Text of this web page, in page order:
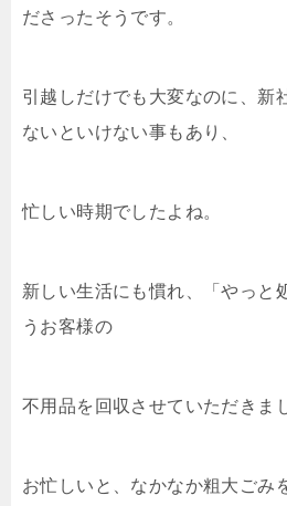
ださったそうです。
引越しだけでも大変なのに、新
ないといけない事もあり、
忙しい時期でしたよね。
新しい生活にも慣れ、「やっと
うお客様の
不用品を回収させていただきま
お忙しいと、なかなか粗大ごみ